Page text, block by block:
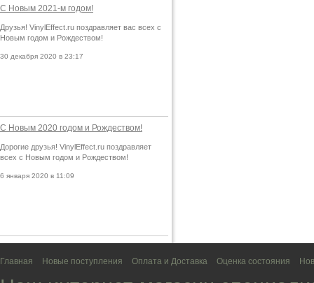
С Новым 2021-м годом!
Друзья! VinylEffect.ru поздравляет вас всех с
Новым годом и Рождеством!
30 декабря 2020 в 23:17
С Новым 2020 годом и Рождеством!
Дорогие друзья! VinylEffect.ru поздравляет
всех с Новым годом и Рождеством!
6 января 2020 в 11:09
Главная Новые поступления Оплата и Доставка Оценка состояния